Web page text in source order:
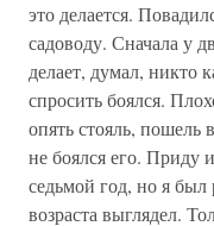
это делается.
садоводу. Сначала у
делает, думал, никто
спросить боялся.
опять стояль, пошель
не боялся его. Приду
седьмой год, но я
возраста выглядел.